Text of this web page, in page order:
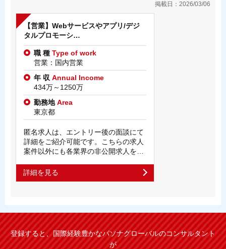
掲載日：2026/03/06
【営業】Webサービスやアプリ/デジ
タルプロモーシ…
職 種 Type of work
営業：国内営業
年 収 Annual Income
434万～1250万
勤務地Area
東京都
匿名求人は、エントリー後の面談にて
詳細をご紹介可能です。こちらの求人
案件以外にも各業界の非公開求人を…
詳細を見る
登録すると、国際経験豊かなパソナグローバルのコンサルタント
が